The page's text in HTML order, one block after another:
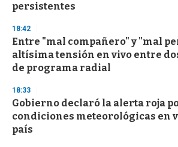
persistentes
18:42
Entre "mal compañero" y "mal
altísima tensión en vivo entre
de programa radial
18:33
Gobierno declaró la alerta roja
condiciones meteorológicas en
país